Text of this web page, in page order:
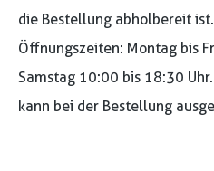
die Bestellung abholbereit
Öffnungszeiten: Montag bis
Samstag 10:00 bis 18:30
kann bei der Bestellung